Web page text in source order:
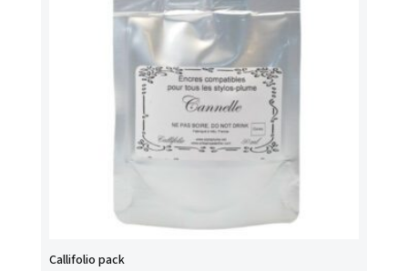
Callifolio pack